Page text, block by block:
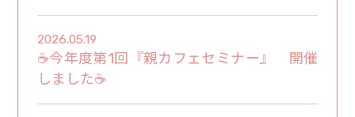
2026.05.19
☕今年度第1回『親カフェセミナー』 開催
しました☕